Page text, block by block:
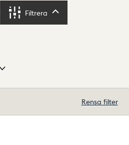
Filtrera
Rensa filter